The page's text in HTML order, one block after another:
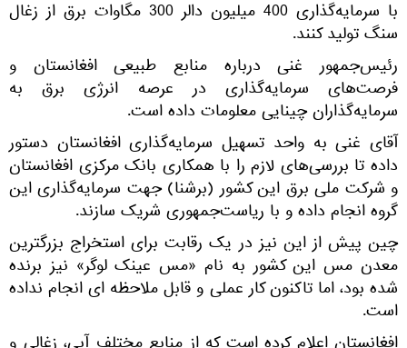
با سرمایه‌گذاری 400 میلیون دالر 300 مگاوات برق از زغال
سنگ تولید کنند.
رئیس‌جمهور غنی درباره منابع طبیعی افغانستان و
فرصت‌های سرمایه‌گذاری در عرصه انرژی برق به
سرمایه‌گذاران چینایی معلومات داده است.
آقای غنی به واحد تسهیل سرمایه‌گذاری افغانستان دستور
داده تا بررسی‌های لازم را با همکاری بانک مرکزی افغانستان
و شرکت ملی برق این کشور (برشنا) جهت سرمایه‌گذاری این
گروه انجام داده و با ریاست‌جمهوری شریک سازند.
چین پیش از این نیز در یک رقابت برای استخراج بزرگترین
معدن مس این کشور به نام «مس عینک لوگر» نیز برنده
شده بود، اما تاکنون کار عملی و قابل ملاحظه ای انجام نداده
است.